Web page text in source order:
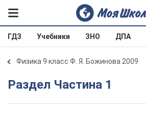
ГДЗ Учебники ЗНО ДПА
Физика 9 класс Ф. Я. Божинова 2009
Раздел Частина 1